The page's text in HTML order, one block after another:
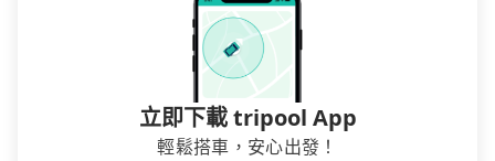
立即下載 tripool App
輕鬆搭車，安心出發！